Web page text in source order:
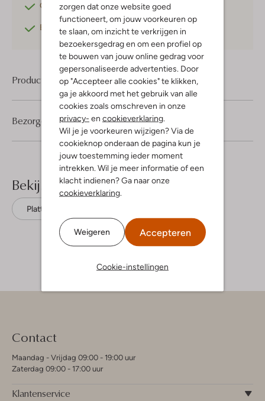
zorgen dat onze website goed
functioneert, om jouw voorkeuren op
te slaan, om inzicht te verkrijgen in
bezoekersgedrag en om een profiel op
te bouwen van jouw online gedrag voor
gepersonaliseerde advertenties. Door
op "Accepteer alle cookies" te klikken,
ga je akkoord met het gebruik van alle
cookies zoals omschreven in onze
privacy- en cookieverklaring
Wil je je voorkeuren wijzigen? Via de
cookieknop onderaan de pagina kun je
jouw toestemming ieder moment
intrekken. Wil je meer informatie of een
klacht indienen? Ga naar onze
cookieverklaring
Weigeren Accepteren
Cookie-instellingen
Gratis retournerenbinnen 30 dagen*
Betaal achteraf met Klarna
Product informatie
Bezorgen & retourneren
Bekijk meer
Platte sandalen
Contact
Maandag - Vrijdag 09:00 - 19:00 uur
Zaterdag 09:00 - 17:00 uur
Klantenservice